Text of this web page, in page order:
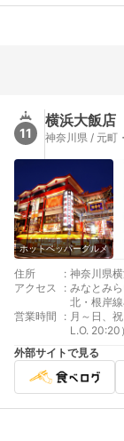
11
横浜大飯店
神奈川県 / 元町
ホットペッパーグルメ
住所 : 神奈川県
アクセス
: みなとみ
北・根岸
営業時間
: 月～日、
L.O. 20:20）
外部サイトで見る